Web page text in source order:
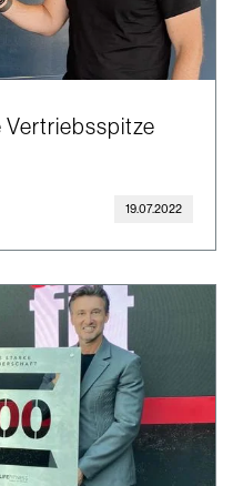
Vertriebsspitze
19.07.2022